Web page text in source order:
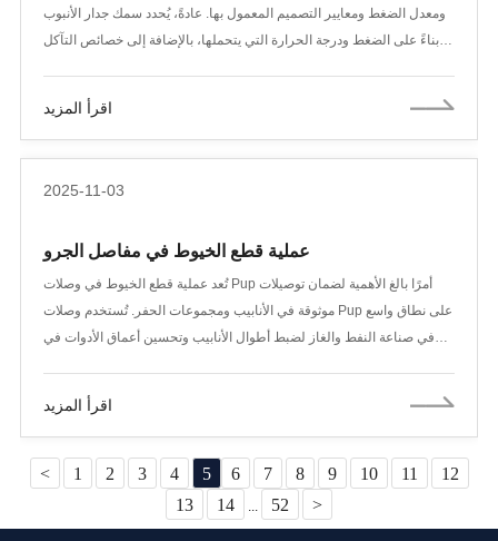
ومعدل الضغط ومعايير التصميم المعمول بها. عادةً، يُحدد سمك جدار الأنبوب
بناءً على الضغط ودرجة الحرارة التي يتحملها، بالإضافة إلى خصائص التآكل
الأمريكية للمهندسين الميكانيكيين (ASME)، والجمعية الأمريكية للاختبار
اقرأ المزيد
2025-11-03
عملية قطع الخيوط في مفاصل الجرو
تُعد عملية قطع الخيوط في وصلات Pup أمرًا بالغ الأهمية لضمان توصيلات
موثوقة في الأنابيب ومجموعات الحفر. تُستخدم وصلات Pup على نطاق واسع
في صناعة النفط والغاز لضبط أطوال الأنابيب وتحسين أعماق الأدوات في
اقرأ المزيد
< 1 2 3 4 5 6 7 8 9 10 11
12
13
14 ... 52 >